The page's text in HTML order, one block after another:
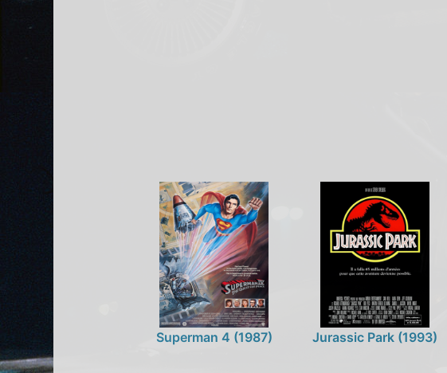
Superman 4 (1987) Jurassic Park (1993)